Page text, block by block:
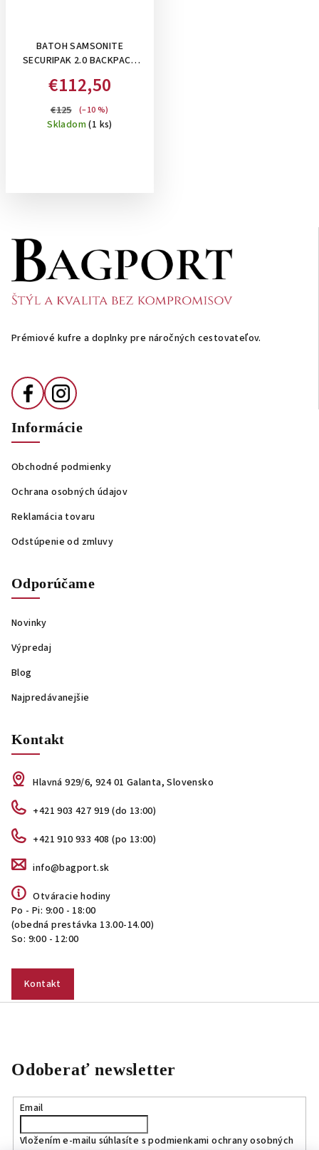
BATOH SAMSONITE
SECURIPAK 2.0 BACKPACK
€112,50
€125 (–10 %)
Skladom(1 ks)
Prémiové kufre a doplnky pre náročných cestovateľov.
Informácie
Obchodné podmienky
Ochrana osobných údajov
Reklamácia tovaru
Odstúpenie od zmluvy
Odporúčame
Novinky
Výpredaj
Blog
Najpredávanejšie
Kontakt
Hlavná 929/6, 924 01 Galanta, Slovensko
+421 903 427 919 (do 13:00)
+421 910 933 408 (po 13:00)
info@bagport.sk
Otváracie hodiny
Po - Pi: 9:00 - 18:00
(obedná prestávka 13.00-14.00)
So: 9:00 - 12:00
Kontakt
Odoberať newsletter
Email
Vložením e-mailu súhlasíte spodmienkami ochrany osobných